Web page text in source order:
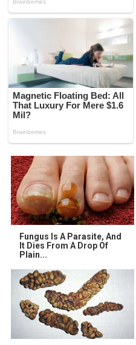
Fungus Is A Parasite, And
It Dies From A Drop Of
Plain...